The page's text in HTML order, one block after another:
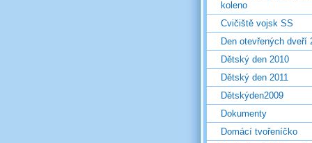
koleno
Cvičiště vojsk SS
Den otevřených dveří
Dětský den 2010
Dětský den 2011
Dětskýden2009
Dokumenty
Domácí tvořeníčko